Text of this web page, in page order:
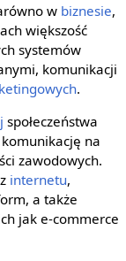
w biznesie,
większość
systemów
komunikacji
.
społeczeństwa
na
zawodowych.
internetu,
a także
jak e-commerce